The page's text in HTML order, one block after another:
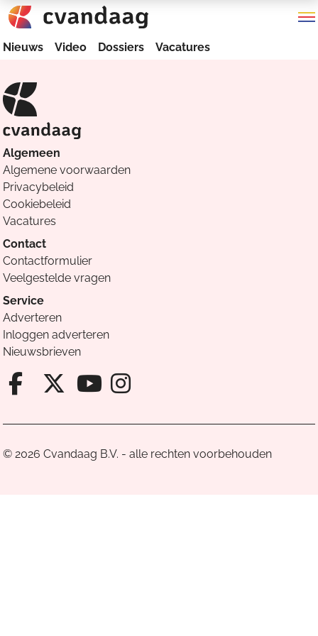
Nieuws Video Dossiers Vacatures
Algemeen
Algemene voorwaarden
Privacybeleid
Cookiebeleid
Vacatures
Contact
Contactformulier
Veelgestelde vragen
Service
Adverteren
Inloggen adverteren
Nieuwsbrieven
Facebook van Cvandaag
X van Cvandaag
Instagram van
© 2026 Cvandaag B.V. - alle rechten voorbehouden